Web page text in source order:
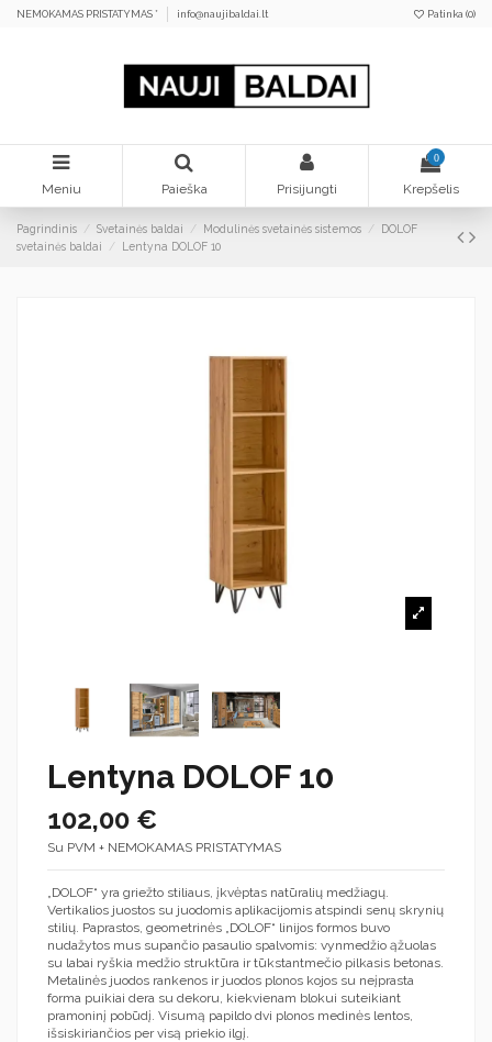
NEMOKAMAS PRISTATYMAS * info@naujibaldai.lt Patinka (0)
Meniu Paieška Prisijungti
0
Krepšelis
Pagrindinis Svetainės baldai Modulinės svetainės sistemos
DOLOF
svetainės baldai
Lentyna DOLOF 10
Lentyna DOLOF 10
102,00 €
Su PVM + NEMOKAMAS PRISTATYMAS
„DOLOF“ yra griežto stiliaus, įkvėptas natūralių medžiagų.
Vertikalios juostos su juodomis aplikacijomis atspindi senų skrynių
stilių. Paprastos, geometrinės „DOLOF“ linijos formos buvo
nudažytos mus supančio pasaulio spalvomis: vynmedžio ąžuolas
su labai ryškia medžio struktūra ir tūkstantmečio pilkasis betonas.
Metalinės juodos rankenos ir juodos plonos kojos su neįprasta
forma puikiai dera su dekoru, kiekvienam blokui suteikiant
pramoninį pobūdį. Visumą papildo dvi plonos medinės lentos,
išsiskiriančios per visą priekio ilgį.